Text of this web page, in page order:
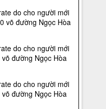
do cho người mới
võ đường Ngọc Hòa
do cho người mới
đường Ngọc Hòa
do cho người mới
đường Ngọc Hòa